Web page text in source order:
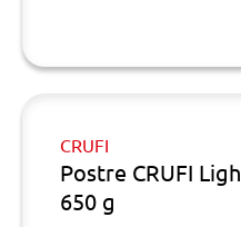
CRUFI
Postre CRUFI
650 g